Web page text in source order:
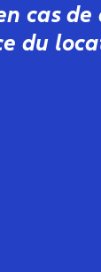
cas
du